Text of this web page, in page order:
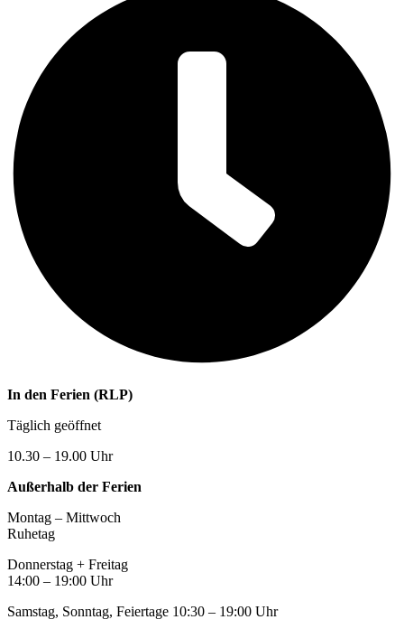
In den Ferien (RLP)
Täglich geöffnet
10.30 – 19.00 Uhr
Außerhalb der Ferien
Montag – Mittwoch
Ruhetag
Donnerstag + Freitag
14:00 – 19:00 Uhr
Samstag, Sonntag, Feiertage 10:30 – 19:00 Uhr